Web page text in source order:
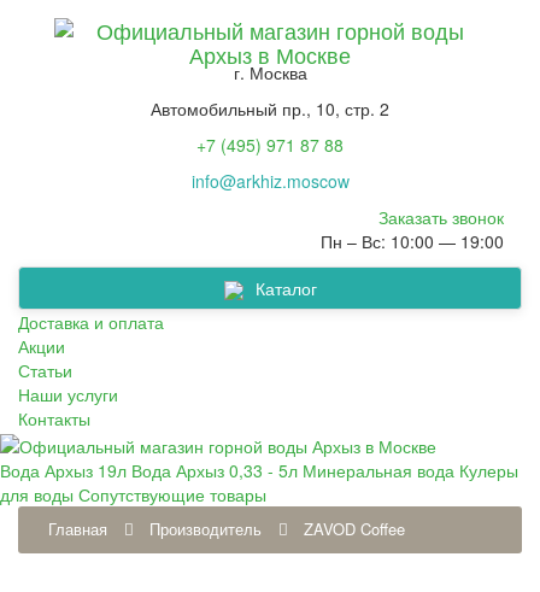
г. Москва
Автомобильный пр., 10, стр. 2
+7 (495) 971 87 88
info@arkhiz.moscow
Заказать звонок
Пн – Вс: 10:00 — 19:00
Каталог
Вода Архыз 19л
Вода Архыз 0,33 - 5л
Минеральная вода
Кулеры для воды
Сопутствующие товары
Доставка и оплата
Акции
Статьи
Наши услуги
Контакты
Вода Архыз 19л Вода Архыз 0,33 - 5л Минеральная вода Кулеры
для воды Сопутствующие товары
Главная Производитель ZAVOD Coffee